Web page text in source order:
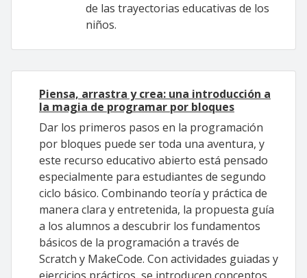
de las trayectorias educativas de los
niños.
Piensa, arrastra y crea: una introducción a
la magia de programar por bloques
Dar los primeros pasos en la programación
por bloques puede ser toda una aventura, y
este recurso educativo abierto está pensado
especialmente para estudiantes de segundo
ciclo básico. Combinando teoría y práctica de
manera clara y entretenida, la propuesta guía
a los alumnos a descubrir los fundamentos
básicos de la programación a través de
Scratch y MakeCode. Con actividades guiadas y